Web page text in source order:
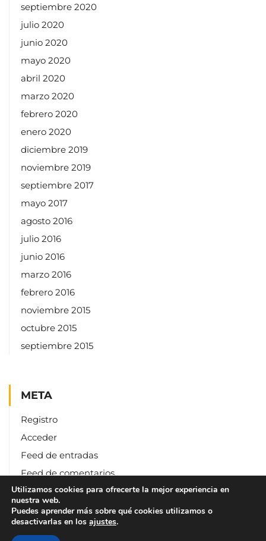
septiembre 2020
julio 2020
junio 2020
mayo 2020
abril 2020
marzo 2020
febrero 2020
enero 2020
diciembre 2019
noviembre 2019
septiembre 2017
mayo 2017
agosto 2016
julio 2016
junio 2016
marzo 2016
febrero 2016
noviembre 2015
octubre 2015
septiembre 2015
META
Registro
Acceder
Feed de entradas
Feed de comentarios
WordPress.org
Utilizamos cookies para ofrecerte la mejor experiencia en
nuestra web.
Puedes aprender más sobre qué cookies utilizamos o
desactivarlas en los ajustes.